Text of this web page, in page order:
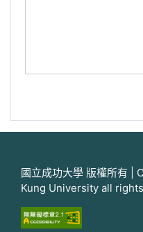
國立成功大學 版權所有
Kung University all